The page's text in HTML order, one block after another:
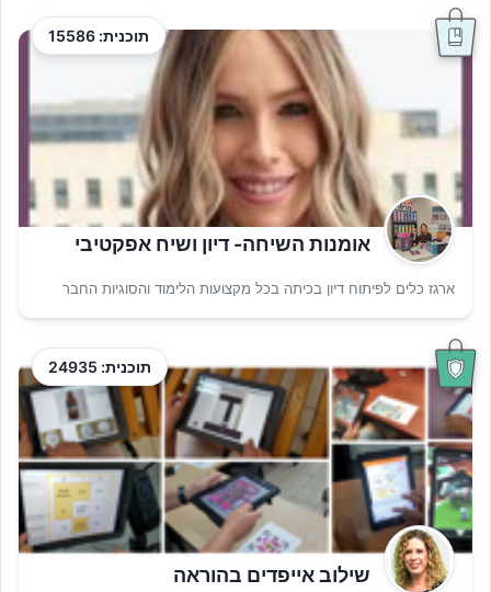
תוכנית: 15586
אומנות השיחה- דיון ושיח אפקטיבי
ארגז כלים לפיתוח דיון בכיתה בכל מקצועות הלימוד והסוגיות החבר
תוכנית: 24935
שילוב אייפדים בהוראה